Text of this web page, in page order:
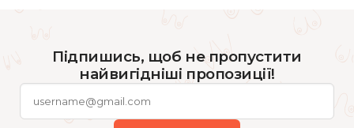
Підпишись, щоб не пропустити
найвигідніші пропозиції!